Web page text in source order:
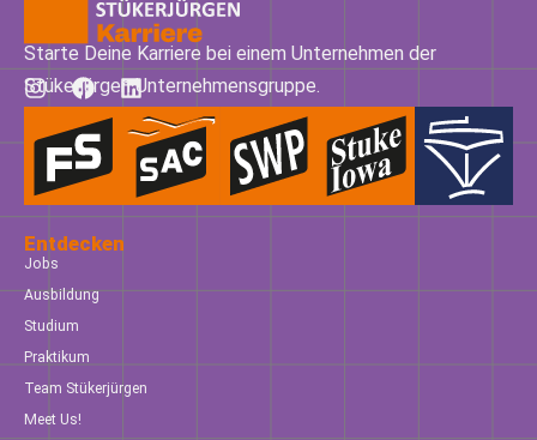
Starte Deine Karriere bei einem Unternehmen der
Stükerjürgen Unternehmensgruppe.
Entdecken
Jobs
Ausbildung
Studium
Praktikum
Team Stükerjürgen
Meet Us!